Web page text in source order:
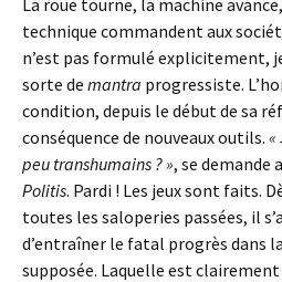
La roue tourne, la machine
technique commandent aux
n’est pas formulé explicitement,
sorte de mantra progressiste.
condition, depuis le début de sa
conséquence de nouveaux outils. «
peu transhumains ? », se demande
Politis. Pardi ! Les jeux sont faits.
toutes les saloperies passées, il
d’entraîner le fatal progrès dans
supposée. Laquelle est